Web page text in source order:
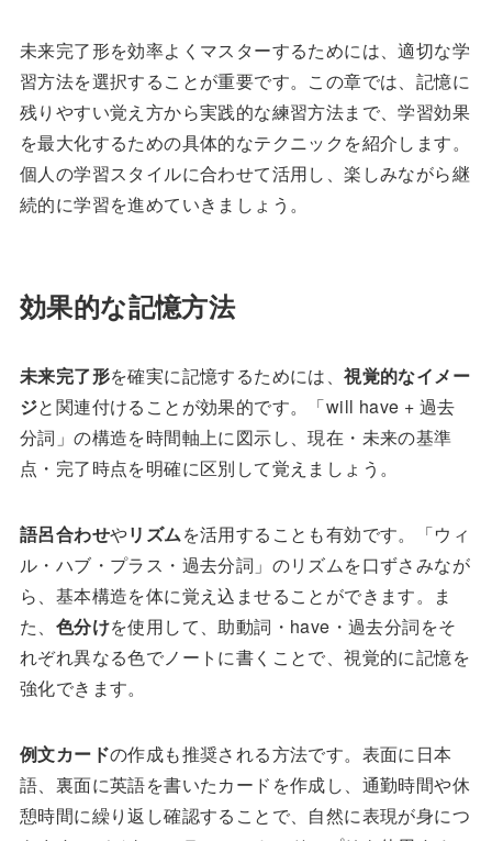
未来完了形を効率よくマスターするためには、適切な学
習方法を選択することが重要です。この章では、記憶に
残りやすい覚え方から実践的な練習方法まで、学習効果
を最大化するための具体的なテクニックを紹介します。
個人の学習スタイルに合わせて活用し、楽しみながら継
続的に学習を進めていきましょう。
効果的な記憶方法
未来完了形を確実に記憶するためには、視覚的なイメー
ジと関連付けることが効果的です。「will have + 過去
分詞」の構造を時間軸上に図示し、現在・未来の基準
点・完了時点を明確に区別して覚えましょう。
語呂合わせやリズムを活用することも有効です。「ウィ
ル・ハブ・プラス・過去分詞」のリズムを口ずさみなが
ら、基本構造を体に覚え込ませることができます。ま
た、 色分けを使用して、助動詞・have・過去分詞をそ
れぞれ異なる色でノートに書くことで、視覚的に記憶を
強化できます。
例文カードの作成も推奨される方法です。表面に日本
語、裏面に英語を書いたカードを作成し、通勤時間や休
憩時間に繰り返し確認することで、自然に表現が身につ